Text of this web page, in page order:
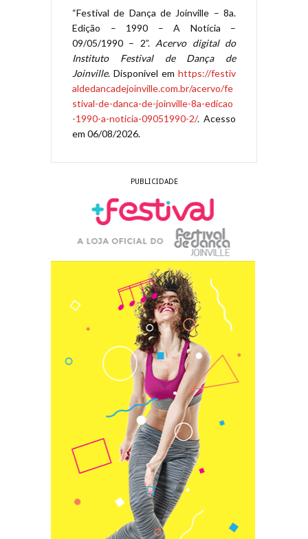
“Festival de Dança de Joinville – 8a.
Edição – 1990 – A Notícia –
09/05/1990 – 2”. Acervo digital do
Instituto Festival de Dança de
Joinville. Disponível em https://festiv
aldedancadejoinville.com.br/acervo/fe
stival-de-danca-de-joinville-8a-edicao
-1990-a-noticia-09051990-2/. Acesso
em 06/08/2026.
PUBLICIDADE